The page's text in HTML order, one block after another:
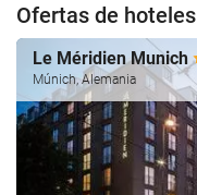
Ofertas de hoteles
Le Méridien Munich
Múnich, Alemania